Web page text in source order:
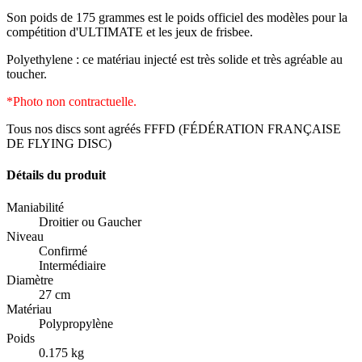
Son poids de 175 grammes est le poids officiel des modèles pour la
compétition d'ULTIMATE et les jeux de frisbee.
Polyethylene : ce matériau injecté est très solide et très agréable au
toucher.
*Photo non contractuelle.
Tous nos discs sont agréés FFFD (FÉDÉRATION FRANÇAISE
DE FLYING DISC)
Détails du produit
Maniabilité
Droitier ou Gaucher
Niveau
Confirmé
Intermédiaire
Diamètre
27 cm
Matériau
Polypropylène
Poids
0.175 kg